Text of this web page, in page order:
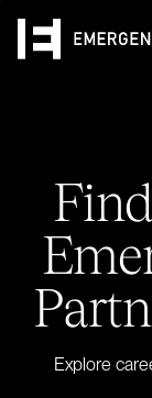
Explore